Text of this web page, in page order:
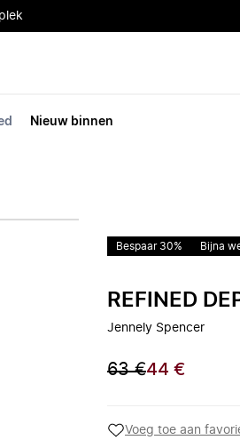
Nieuw binnen
Bespaar 30% Bijna
REFINED
Jennely Spencer
63 €44 €
Voeg toe aan